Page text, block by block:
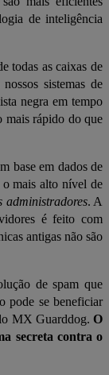
de inteligência
todas as caixas de
sistemas de
negra em tempo
mais rápido do que
base em dados de
o mais alto nível de
administradores. A
é feito com
antigas não são
de spam que
pode se beneficiar
MX Guarddog. O
secreta contra o